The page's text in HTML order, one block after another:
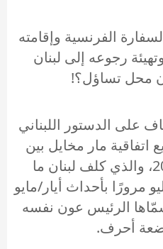
الفرنسية وإقامته
15 عامًا وتهيئة رجوعه إلى لبنان
محل تساؤل؟!
على الدستور اللبناني
اتفاقية مار مخايل بين
عون وحزب الله عام 2006، والذي كلف لبنان ما
مرورًا بأحداث أيار/مايو
الرئيس عون نفسه
أحرف.